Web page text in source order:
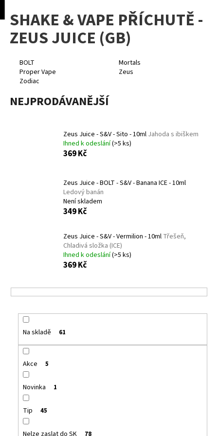
Přejít
obsah
SHAKE & VAPE PŘÍCHUTĚ -
ZEUS JUICE (GB)
BOLT
Mortals
Proper Vape
Zeus
Zodiac
NEJPRODÁVANĚJŠÍ
Zeus Juice - S&V - Sito - 10ml Jahoda s ibiškem
Ihned k odeslání(>5 ks)
369 Kč
Zeus Juice - BOLT - S&V - Banana ICE - 10ml
Ledový banán
Není skladem
349 Kč
Zeus Juice - S&V - Vermilion - 10ml Třešeň,
Chladivá složka (ICE)
Ihned k odeslání(>5 ks)
369 Kč
Na skladě 61
Akce 5
Novinka 1
Tip 45
78
o Zpět
Zpět
t
HLEDAT